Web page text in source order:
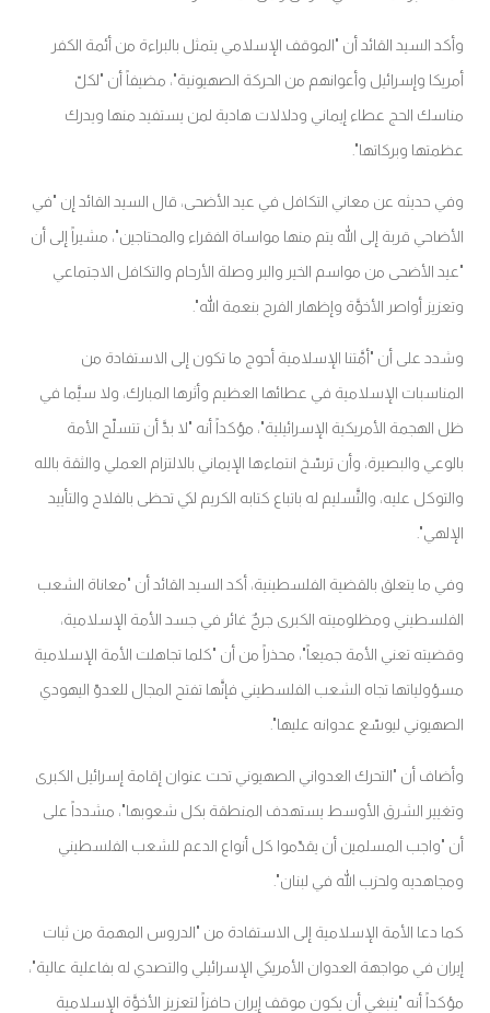
وأكد السيد القائد أن "الموقف الإسلامي يتمثل بالبراءة من أئمة الكفر
أمريكا وإسرائيل وأعوانهم من الحركة الصهيونية"، مضيفاً أن "لكلّ
مناسك الحج عطاء إيماني ودلالات هادية لمن يستفيد منها ويدرك
عظمتها وبركاتها".
وفي حديثه عن معاني التكافل في عيد الأضحى، قال السيد القائد إن "في
الأضاحي قربة إلى الله يتم منها مواساة الفقراء والمحتاجين"، مشيراً إلى أن
"عيد الأضحى من مواسم الخير والبر وصلة الأرحام والتكافل الاجتماعي
وتعزيز أواصر الأخوَّة وإظهار الفرح بنعمة الله".
وشدد على أن "أمَّتنا الإسلامية أحوج ما تكون إلى الاستفادة من
المناسبات الإسلامية في عطائها العظيم وأثرها المبارك، ولا سيَّما في
ظل الهجمة الأمريكية الإسرائيلية"، مؤكداً أنه "لا بدَّ أن تتسلّح الأمة
بالوعي والبصيرة، وأن ترسّخ انتماءها الإيماني بالالتزام العملي والثقة بالله
والتوكل عليه، والتَّسليم له باتباع كتابه الكريم لكي تحظى بالفلاح والتأييد
الإلهي".
وفي ما يتعلق بالقضية الفلسطينية، أكد السيد القائد أن "معاناة الشعب
الفلسطيني ومظلوميته الكبرى جرحٌ غائر في جسد الأمة الإسلامية،
وقضيته تعني الأمة جميعاً"، محذراً من أن "كلما تجاهلت الأمة الإسلامية
مسؤولياتها تجاه الشعب الفلسطيني فإنَّها تفتح المجال للعدوّ اليهودي
الصهيوني ليوسّع عدوانه عليها".
وأضاف أن "التحرك العدواني الصهيوني تحت عنوان إقامة إسرائيل الكبرى
وتغيير الشرق الأوسط يستهدف المنطقة بكل شعوبها"، مشدداً على
أن "واجب المسلمين أن يقدّموا كل أنواع الدعم للشعب الفلسطيني
ومجاهديه ولحزب الله في لبنان".
كما دعا الأمة الإسلامية إلى الاستفادة من "الدروس المهمة من ثبات
إيران في مواجهة العدوان الأمريكي الإسرائيلي والتصدي له بفاعلية عالية"،
مؤكداً أنه "ينبغي أن يكون موقف إيران حافزاً لتعزيز الأخوَّة الإسلامية